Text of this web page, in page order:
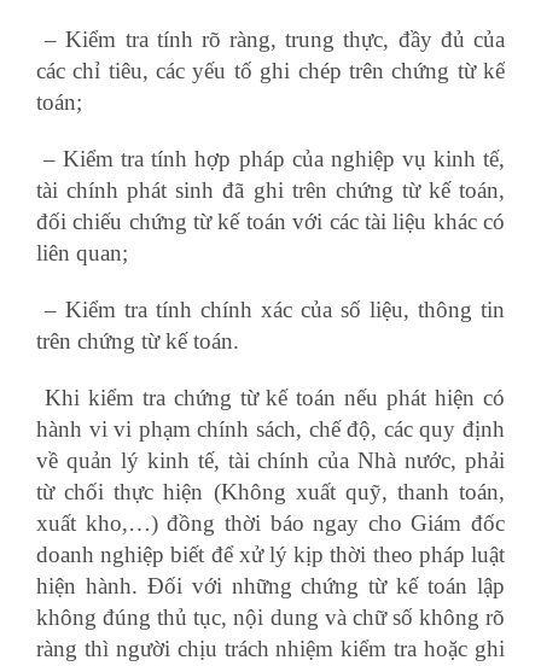
– Kiểm tra tính rõ ràng, trung thực, đầy đủ của
các chỉ tiêu, các yếu tố ghi chép trên chứng từ kế
toán;
– Kiểm tra tính hợp pháp của nghiệp vụ kinh tế,
tài chính phát sinh đã ghi trên chứng từ kế toán,
đối chiếu chứng từ kế toán với các tài liệu khác có
liên quan;
– Kiểm tra tính chính xác của số liệu, thông tin
trên chứng từ kế toán.
Khi kiểm tra chứng từ kế toán nếu phát hiện có
hành vi vi phạm chính sách, chế độ, các quy định
về quản lý kinh tế, tài chính của Nhà nước, phải
từ chối thực hiện (Không xuất quỹ, thanh toán,
xuất kho,…) đồng thời báo ngay cho Giám đốc
doanh nghiệp biết để xử lý kịp thời theo pháp luật
hiện hành. Đối với những chứng từ kế toán lập
không đúng thủ tục, nội dung và chữ số không rõ
ràng thì người chịu trách nhiệm kiểm tra hoặc ghi